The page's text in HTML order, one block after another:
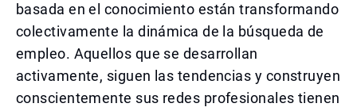
basada en el conocimiento están transformando
colectivamente la dinámica de la búsqueda de
empleo. Aquellos que se desarrollan
activamente, siguen las tendencias y construyen
conscientemente sus redes profesionales tienen